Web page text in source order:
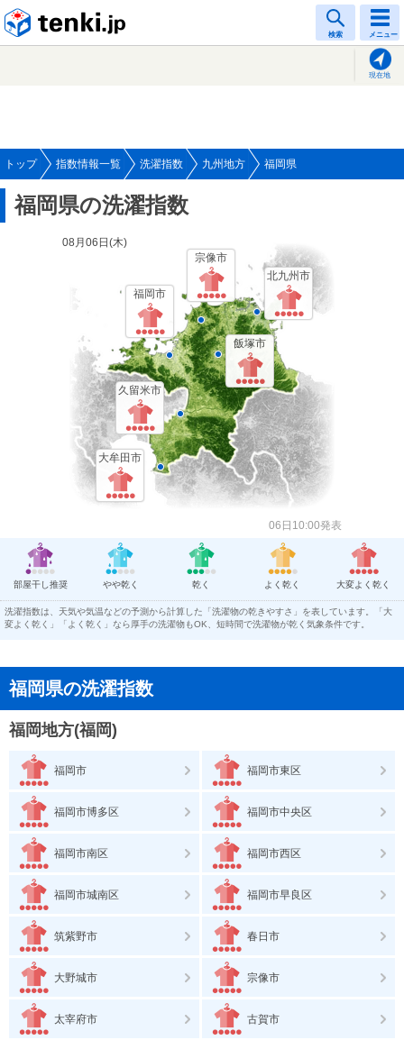
検索 メニュー
現在地
トップ 指数情報一覧 洗濯指数 九州地方 福岡県
福岡県の洗濯指数
08月06日(木)
北九州市
福岡市
久留米市
飯塚市
宗像市
大牟田市
06日10:00発表
部屋干し推奨 やや乾く 乾く よく乾く 大変よく乾く
洗濯指数は、天気や気温などの予測から計算した「洗濯物の乾きやすさ」を表しています。「大
変よく乾く」「よく乾く」なら厚手の洗濯物もOK、短時間で洗濯物が乾く気象条件です。
福岡県の洗濯指数
福岡地方(福岡)
福岡市 福岡市東区
福岡市博多区 福岡市中央区
福岡市南区 福岡市西区
福岡市城南区 福岡市早良区
筑紫野市 春日市
大野城市 宗像市
太宰府市 古賀市